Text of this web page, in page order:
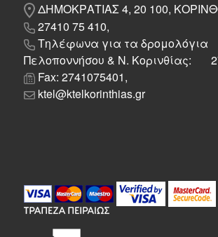
ΔΗΜΟΚΡΑΤΙΑΣ 4, 20 100,
27410 75 410,
Τηλέφωνα για τα δρομολόγια
Πελοποννήσου & Ν. Κορινθίας:
Fax: 2741075401,
ktel@ktelkorinthias.gr